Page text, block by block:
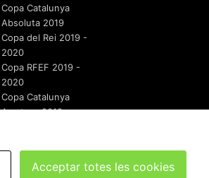
Copa Catalunya
Absoluta 2019
Copa del Rei 2019 -
2020
Copa RFEF 2019 -
2020
Copa Catalunya
Amateur 2019
Acceptar totes les cookies